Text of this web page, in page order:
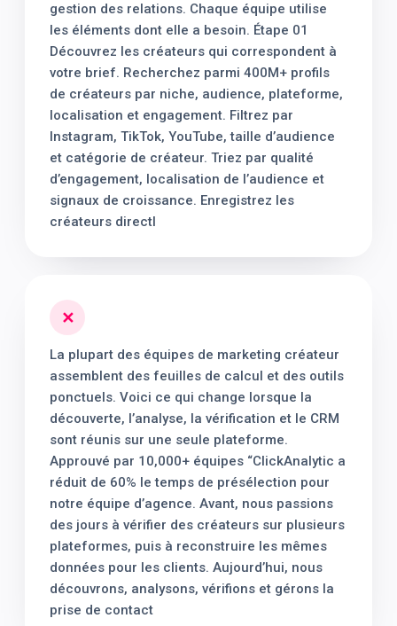
gestion des relations. Chaque équipe utilise
les éléments dont elle a besoin. Étape 01
Découvrez les créateurs qui correspondent à
votre brief. Recherchez parmi 400M+ profils
de créateurs par niche, audience, plateforme,
localisation et engagement. Filtrez par
Instagram, TikTok, YouTube, taille d’audience
et catégorie de créateur. Triez par qualité
d’engagement, localisation de l’audience et
signaux de croissance. Enregistrez les
créateurs directl
✕
La plupart des équipes de marketing créateur
assemblent des feuilles de calcul et des outils
ponctuels. Voici ce qui change lorsque la
découverte, l’analyse, la vérification et le CRM
sont réunis sur une seule plateforme.
Approuvé par 10,000+ équipes “ClickAnalytic a
réduit de 60% le temps de présélection pour
notre équipe d’agence. Avant, nous passions
des jours à vérifier des créateurs sur plusieurs
plateformes, puis à reconstruire les mêmes
données pour les clients. Aujourd’hui, nous
découvrons, analysons, vérifions et gérons la
prise de contact